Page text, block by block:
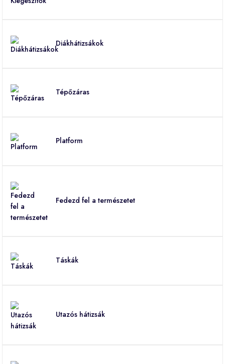
Diákhátizsákok
Tépőzáras
Platform
Fedezd fel a természetet
Táskák
Utazós hátizsák